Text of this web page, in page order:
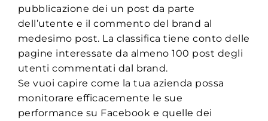
pubblicazione dei un post da parte
dell’utente e il commento del brand al
medesimo post. La classifica tiene conto delle
pagine interessate da almeno 100 post degli
utenti commentati dal brand.
Se vuoi capire come la tua azienda possa
monitorare efficacemente le sue
performance su Facebook e quelle dei